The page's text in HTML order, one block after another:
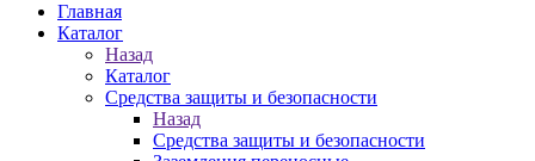
Главная
Каталог
Назад
Каталог
Средства защиты и безопасности
Назад
Средства защиты и безопасности